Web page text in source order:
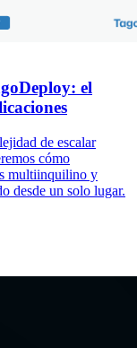
el
de escalar
cómo
multiinquilino y
desde un solo lugar.